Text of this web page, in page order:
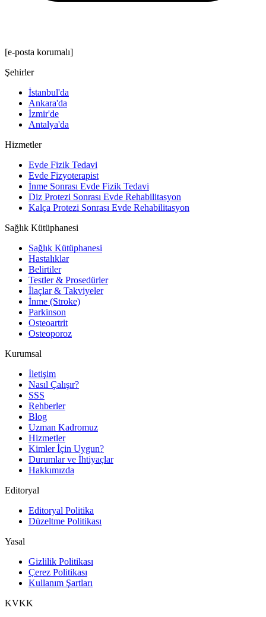
[e-posta korumalı]
Şehirler
İstanbul'da
Ankara'da
İzmir'de
Antalya'da
Hizmetler
Evde Fizik Tedavi
Evde Fizyoterapist
İnme Sonrası Evde Fizik Tedavi
Diz Protezi Sonrası Evde Rehabilitasyon
Kalça Protezi Sonrası Evde Rehabilitasyon
Sağlık Kütüphanesi
Sağlık Kütüphanesi
Hastalıklar
Belirtiler
Testler & Prosedürler
İlaçlar & Takviyeler
İnme (Stroke)
Parkinson
Osteoartrit
Osteoporoz
Kurumsal
İletişim
Nasıl Çalışır?
SSS
Rehberler
Blog
Uzman Kadromuz
Hizmetler
Kimler İçin Uygun?
Durumlar ve İhtiyaçlar
Hakkımızda
Editoryal
Editoryal Politika
Düzeltme Politikası
Yasal
Gizlilik Politikası
Çerez Politikası
Kullanım Şartları
KVKK